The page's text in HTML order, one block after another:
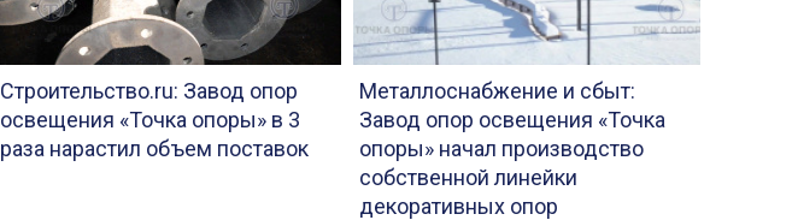
Строительство.ru: Завод опор
освещения «Точка опоры» в 3
раза нарастил объем поставок
Металлоснабжение и сбыт:
Завод опор освещения «Точка
опоры» начал производство
собственной линейки
декоративных опор